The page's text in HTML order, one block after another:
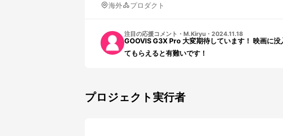
海外 プロダクト
注目の応援コメント ・ M.Kiryu ・ 2024.11.18
GOOVIS G3X Pro 大変期待しています！ 映画に
てもらえると有難いです！
プロジェクト実行者